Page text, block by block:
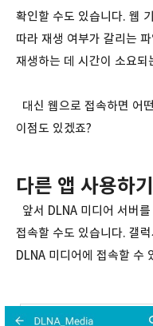
확인할 수도 있습니다. 웹
따라 재생 여부가 갈리는
재생하는 데 시간이 소요되
대신 웹으로 접속하면 어
이점도 있겠죠?
다른 앱 사용하기
앞서 DLNA 미디어 서버
접속할 수도 있습니다. 갤
DLNA 미디어에 접속할 수